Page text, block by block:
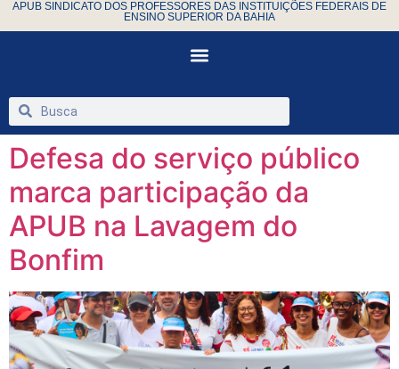
APUB SINDICATO DOS PROFESSORES DAS INSTITUIÇÕES FEDERAIS DE
ENSINO SUPERIOR DA BAHIA
Defesa do serviço público
marca participação da
APUB na Lavagem do
Bonfim